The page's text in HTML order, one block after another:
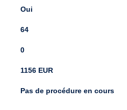
Oui
64
0
1156 EUR
Pas de procédure en cours